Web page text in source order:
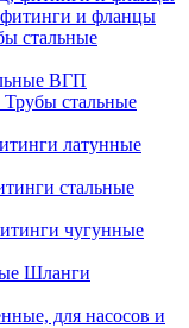
и фланцы
стальные
ВГП
Трубы стальные
латунные
стальные
чугунные
Шланги